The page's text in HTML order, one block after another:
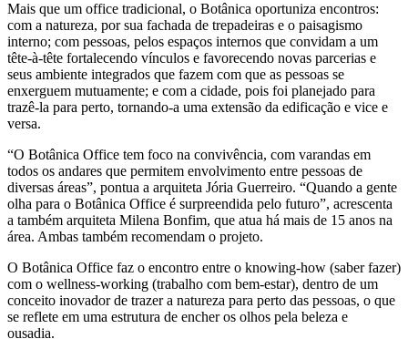
Mais que um office tradicional, o Botânica oportuniza encontros:
com a natureza, por sua fachada de trepadeiras e o paisagismo
interno; com pessoas, pelos espaços internos que convidam a um
tête-à-tête fortalecendo vínculos e favorecendo novas parcerias e
seus ambiente integrados que fazem com que as pessoas se
enxerguem mutuamente; e com a cidade, pois foi planejado para
trazê-la para perto, tornando-a uma extensão da edificação e vice e
versa.
“O Botânica Office tem foco na convivência, com varandas em
todos os andares que permitem envolvimento entre pessoas de
diversas áreas”, pontua a arquiteta Jória Guerreiro. “Quando a gente
olha para o Botânica Office é surpreendida pelo futuro”, acrescenta
a também arquiteta Milena Bonfim, que atua há mais de 15 anos na
área. Ambas também recomendam o projeto.
O Botânica Office faz o encontro entre o knowing-how (saber fazer)
com o wellness-working (trabalho com bem-estar), dentro de um
conceito inovador de trazer a natureza para perto das pessoas, o que
se reflete em uma estrutura de encher os olhos pela beleza e
ousadia.